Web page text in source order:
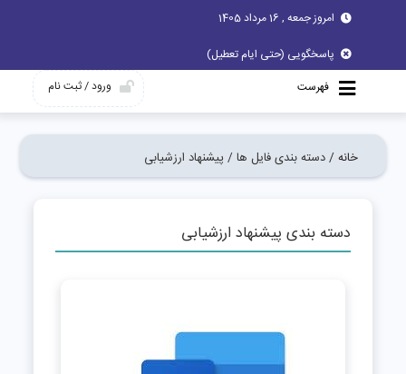
امروز جمعه , 16 مرداد 1405
پاسخگویی (حتی ایام تعطیل)
فهرست
ورود / ثبت نام
خانه / دسته بندی فایل ها / پیشنهاد ارزشیابی
دسته بندی پیشنهاد ارزشیابی